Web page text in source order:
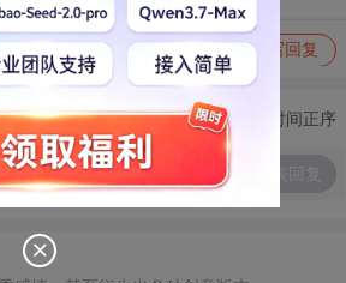
写回复
切换为时间正序